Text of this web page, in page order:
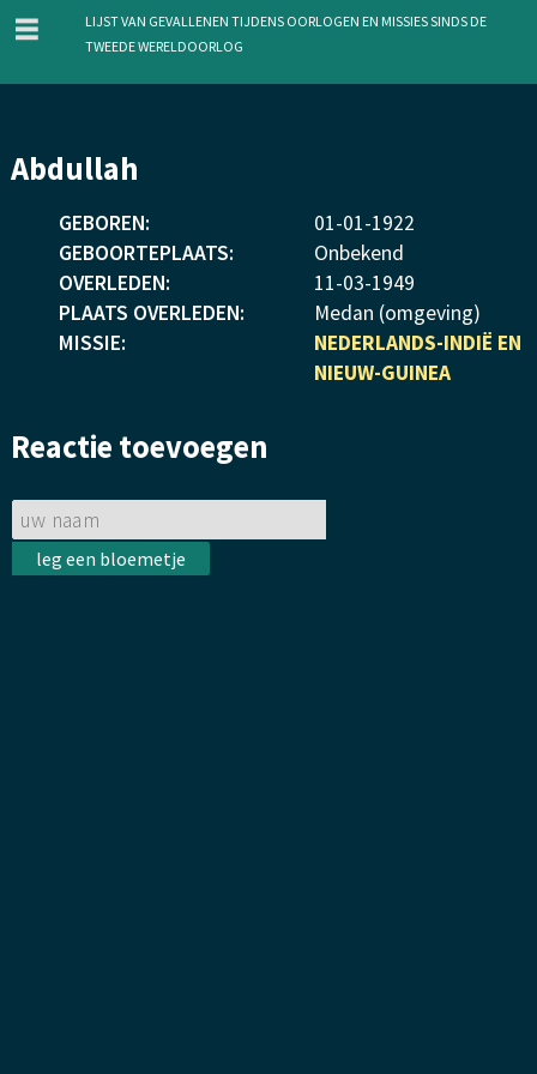
en
inhoud
menu
Lijst van gevallenen tijdens oorlogen en missies sinds de
Tweede Wereldoorlog
Abdullah
GEBOREN: 01-01-1922
GEBOORTEPLAATS:
Onbekend
OVERLEDEN:
11-03-1949
PLAATS OVERLEDEN:
Medan (omgeving)
MISSIE:
NEDERLANDS-INDIË EN
NIEUW-GUINEA
Reactie toevoegen